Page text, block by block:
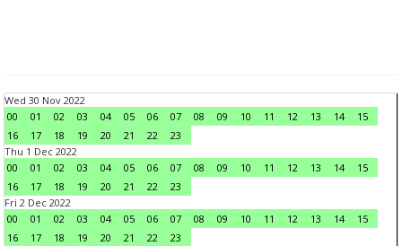
Wed 30 Nov 2022
00
01 02 03 04 05 06 07 08 09 10 11 12 13 14
15
16
17 18 19 20 21 22
23
Thu 1 Dec 2022
00
01 02 03 04 05 06 07 08 09 10 11 12 13 14
15
16
17 18 19 20 21 22
23
Fri 2 Dec 2022
00
01 02 03 04 05 06 07 08 09 10 11 12 13 14
15
16
17 18 19 20 21 22
23